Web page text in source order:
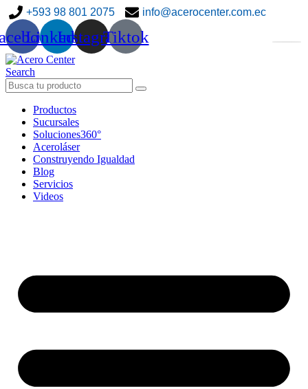
+593 98 801 2075 info@acerocenter.com.ec
LinkedinInstagramTiktok
Search
Productos
Sucursales
Soluciones360°
Aceroláser
Construyendo Igualdad
Blog
Servicios
Videos